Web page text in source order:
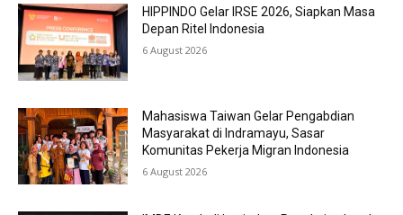
HIPPINDO Gelar IRSE 2026, Siapkan Masa
Depan Ritel Indonesia
6 August 2026
Mahasiswa Taiwan Gelar Pengabdian
Masyarakat di Indramayu, Sasar
Komunitas Pekerja Migran Indonesia
6 August 2026